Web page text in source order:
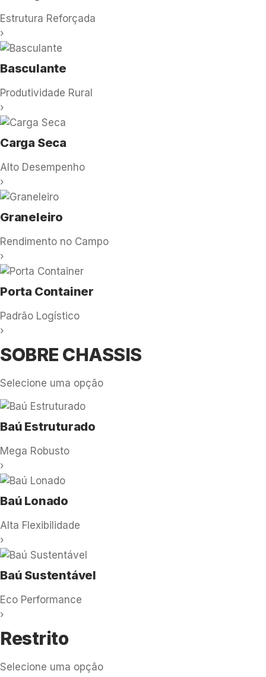
Estrutura Reforçada
›
Basculante
Produtividade Rural
›
Carga Seca
Alto Desempenho
›
Graneleiro
Rendimento no Campo
›
Porta Container
Padrão Logístico
›
SOBRE CHASSIS
Selecione uma opção
Baú Estruturado
Mega Robusto
›
Baú Lonado
Alta Flexibilidade
›
Baú Sustentável
Eco Performance
›
Restrito
Selecione uma opção